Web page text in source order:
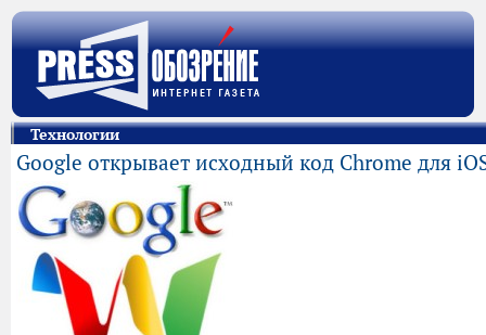
Технологии
Google открывает исходный код Chrome для